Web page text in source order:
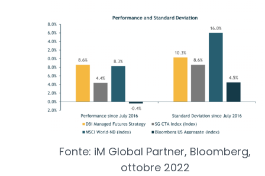
Fonte: iM Global Partner, Bloomberg,
ottobre 2022